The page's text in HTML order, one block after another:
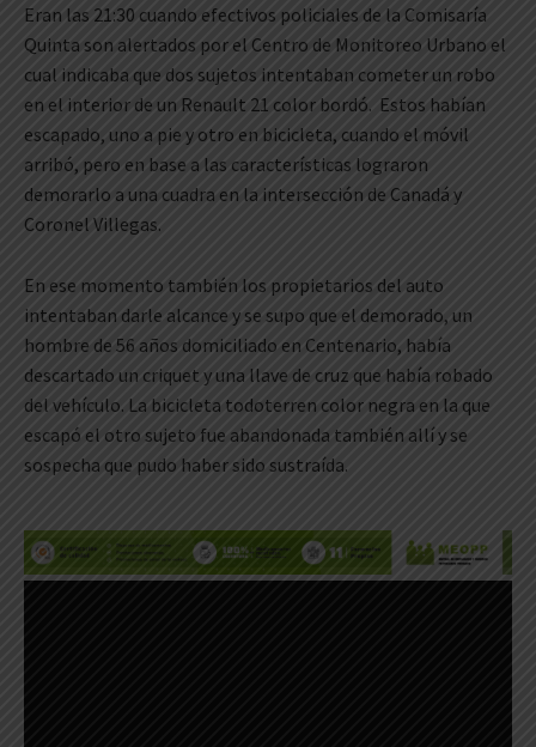
Eran las 21:30 cuando efectivos policiales de la Comisaría
Quinta son alertados por el Centro de Monitoreo Urbano el
cual indicaba que dos sujetos intentaban cometer un robo
en el interior de un Renault 21 color bordó. Estos habían
escapado, uno a pie y otro en bicicleta, cuando el móvil
arribó, pero en base a las características lograron
demorarlo a una cuadra en la intersección de Canadá y
Coronel Villegas.
En ese momento también los propietarios del auto
intentaban darle alcance y se supo que el demorado, un
hombre de 56 años domiciliado en Centenario, había
descartado un criquet y una llave de cruz que había robado
del vehículo. La bicicleta todoterren color negra en la que
escapó el otro sujeto fue abandonada también allí y se
sospecha que pudo haber sido sustraída.